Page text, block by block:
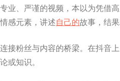
业、严谨的视频，本以为凭借
感元素，讲述自己的故事，结
接粉丝与内容的桥梁。在抖音
或知识。